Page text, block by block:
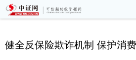
健全反保险欺诈机制 保护消